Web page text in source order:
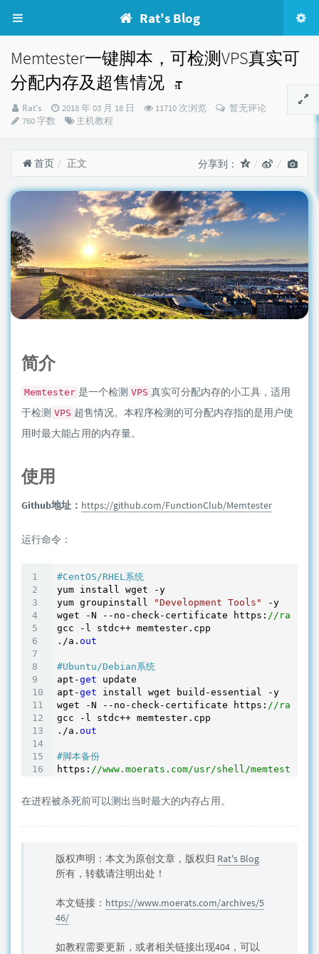
Rat's Blog
Memtester一键脚本，可检测VPS真实可
分配内存及超售情况
博
主：
Rat's
发
布
2018 年 03 月 18 日 11710 次浏览
暂无评论
760 字数
分
主机教程
首页 正文 分享到：
简介
Memtester 是一个检测 VPS 真实可分配内存的小工具，适用
于检测 VPS 超售情况。本程序检测的可分配内存指的是用户使
用时最大能占用的内存量。
使用
Github地址： https://github.com/FunctionClub/Memtester
运行命令：
#CentOS/RHEL系统
yum install wget -y
yum groupinstall
"Development Tools"
-y
wget -N --no-check-certificate https: //
gcc -l stdc++ memtester.cpp
./a. out
#Ubuntu/Debian系统
apt-get update
apt-get install wget build-essential -y
wget -N --no-check-certificate https: //
gcc -l stdc++ memtester.cpp
./a. out
#脚本备份
https: //www.moerats.com/usr/shell/
在进程被杀死前可以测出当时最大的内存占用。
版权声明：本文为原创文章，版权归 Rat's Blog
所有，转载请注明出处！
本文链接： https://www.moerats.com/archives/5
46/
如教程需要更新，或者相关链接出现404，可以